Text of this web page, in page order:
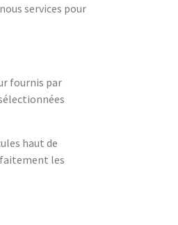
services pour
fournis par
haut de
les